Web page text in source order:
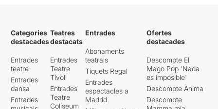
Categories
destacades
Entrades
teatre
Entrades
dansa
Entrades
Teatres
destacats
Entrades
Teatre
Tívoli
Entrades
Teatre
Coliseum
Entrades
Abonaments
teatrals
Tiquets Regal
Entrades
espectacles a
Madrid
Ofertes
destacades
Descompte El
Mago Pop 'Nada
es imposible'
Descompte Ànima
Descompte